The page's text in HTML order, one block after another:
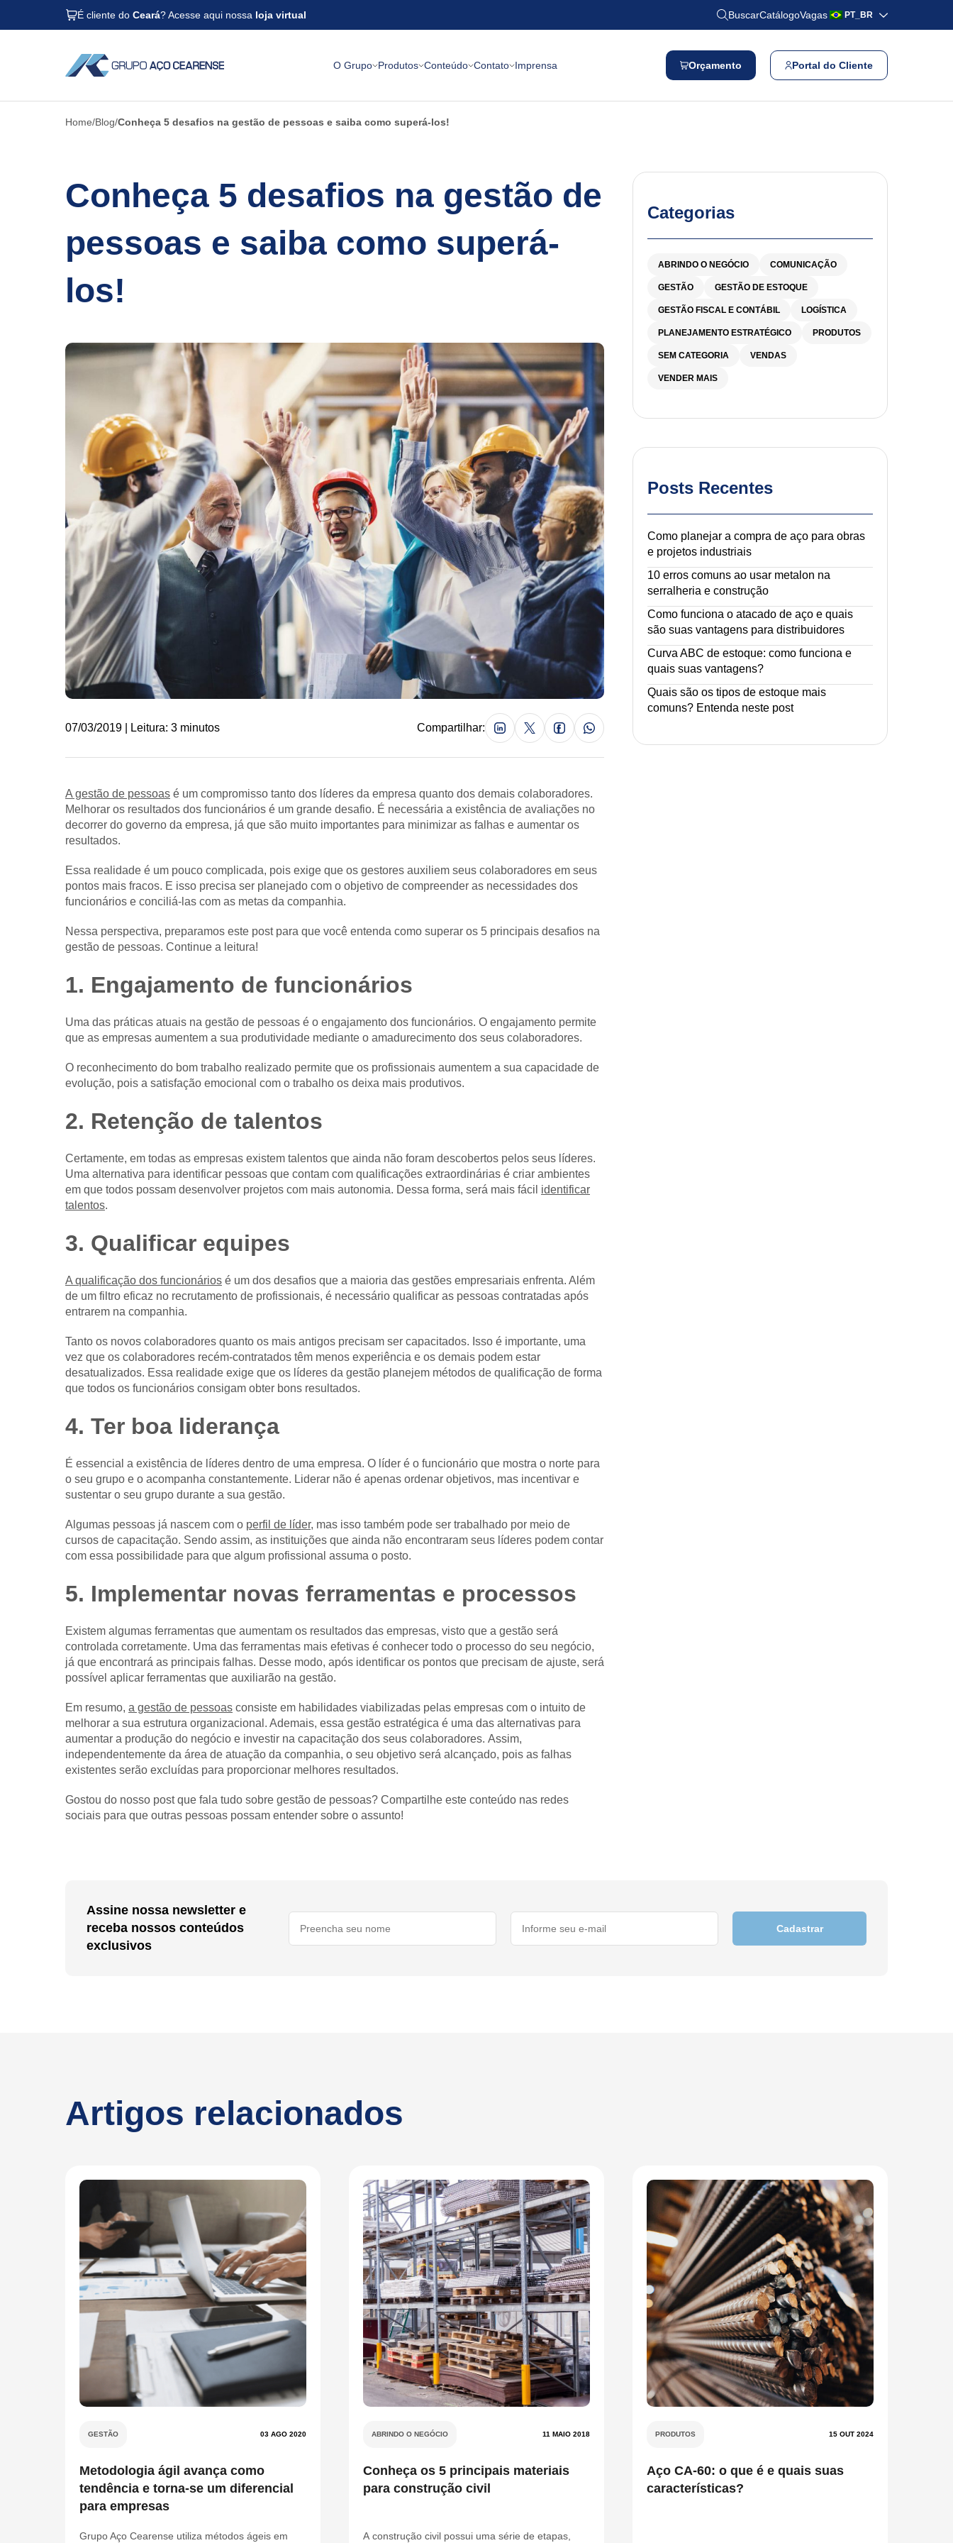
É cliente doCeará? Acesse aqui nossa loja virtual BuscarCatálogoVagas PT_BR
O Grupo Produtos Conteúdo Contato Imprensa Orçamento Portal do Cliente
Home Blog Conheça 5 desafios na gestão de pessoas e saiba como superá-los!
Conheça 5 desafios na gestão de
pessoas e saiba como superá-
los!
07/03/2019 | Leitura: 3 minutos Compartilhar:
A gestão de pessoas é um compromisso tanto dos líderes da empresa quanto dos demais colaboradores.
Melhorar os resultados dos funcionários é um grande desafio. É necessária a existência de avaliações no
decorrer do governo da empresa, já que são muito importantes para minimizar as falhas e aumentar os
resultados.
Essa realidade é um pouco complicada, pois exige que os gestores auxiliem seus colaboradores em seus
pontos mais fracos. E isso precisa ser planejado com o objetivo de compreender as necessidades dos
funcionários e conciliá-las com as metas da companhia.
Nessa perspectiva, preparamos este post para que você entenda como superar os 5 principais desafios na
gestão de pessoas. Continue a leitura!
1. Engajamento de funcionários
Uma das práticas atuais na gestão de pessoas é o engajamento dos funcionários. O engajamento permite
que as empresas aumentem a sua produtividade mediante o amadurecimento dos seus colaboradores.
O reconhecimento do bom trabalho realizado permite que os profissionais aumentem a sua capacidade de
evolução, pois a satisfação emocional com o trabalho os deixa mais produtivos.
2. Retenção de talentos
Certamente, em todas as empresas existem talentos que ainda não foram descobertos pelos seus líderes.
Uma alternativa para identificar pessoas que contam com qualificações extraordinárias é criar ambientes
em que todos possam desenvolver projetos com mais autonomia. Dessa forma, será mais fácil identificar
talentos.
3. Qualificar equipes
A qualificação dos funcionários é um dos desafios que a maioria das gestões empresariais enfrenta. Além
de um filtro eficaz no recrutamento de profissionais, é necessário qualificar as pessoas contratadas após
entrarem na companhia.
Tanto os novos colaboradores quanto os mais antigos precisam ser capacitados. Isso é importante, uma
vez que os colaboradores recém-contratados têm menos experiência e os demais podem estar
desatualizados. Essa realidade exige que os líderes da gestão planejem métodos de qualificação de forma
que todos os funcionários consigam obter bons resultados.
4. Ter boa liderança
É essencial a existência de líderes dentro de uma empresa. O líder é o funcionário que mostra o norte para
o seu grupo e o acompanha constantemente. Liderar não é apenas ordenar objetivos, mas incentivar e
sustentar o seu grupo durante a sua gestão.
Algumas pessoas já nascem com o perfil de líder, mas isso também pode ser trabalhado por meio de
cursos de capacitação. Sendo assim, as instituições que ainda não encontraram seus líderes podem contar
com essa possibilidade para que algum profissional assuma o posto.
5. Implementar novas ferramentas e processos
Existem algumas ferramentas que aumentam os resultados das empresas, visto que a gestão será
controlada corretamente. Uma das ferramentas mais efetivas é conhecer todo o processo do seu negócio,
já que encontrará as principais falhas. Desse modo, após identificar os pontos que precisam de ajuste, será
possível aplicar ferramentas que auxiliarão na gestão.
Em resumo, a gestão de pessoas consiste em habilidades viabilizadas pelas empresas com o intuito de
melhorar a sua estrutura organizacional. Ademais, essa gestão estratégica é uma das alternativas para
aumentar a produção do negócio e investir na capacitação dos seus colaboradores. Assim,
independentemente da área de atuação da companhia, o seu objetivo será alcançado, pois as falhas
existentes serão excluídas para proporcionar melhores resultados.
Gostou do nosso post que fala tudo sobre gestão de pessoas? Compartilhe este conteúdo nas redes
sociais para que outras pessoas possam entender sobre o assunto!
Categorias
ABRINDO O NEGÓCIO COMUNICAÇÃO
GESTÃO GESTÃO DE ESTOQUE
GESTÃO FISCAL E CONTÁBIL LOGÍSTICA
PLANEJAMENTO ESTRATÉGICO PRODUTOS
SEM CATEGORIA VENDAS
VENDER MAIS
Posts Recentes
Como planejar a compra de aço para obras
e projetos industriais
10 erros comuns ao usar metalon na
serralheria e construção
Como funciona o atacado de aço e quais
são suas vantagens para distribuidores
Curva ABC de estoque: como funciona e
quais suas vantagens?
Quais são os tipos de estoque mais
comuns? Entenda neste post
Assine nossa newsletter e
receba nossos conteúdos
exclusivos
Cadastrar
Artigos relacionados
GESTÃO 03 AGO 2020
Metodologia ágil avança como
tendência e torna-se um diferencial
para empresas
Grupo Aço Cearense utiliza métodos ágeis em
ABRINDO O NEGÓCIO 11 MAIO 2018
Conheça os 5 principais materiais
para construção civil
A construção civil possui uma série de etapas,
PRODUTOS 15 OUT 2024
Aço CA-60: o que é e quais suas
características?